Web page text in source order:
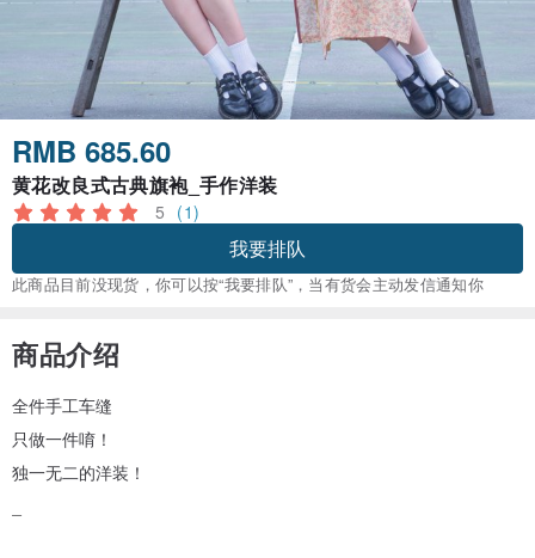
RMB 685.60
黄花改良式古典旗袍_手作洋装
5 (1)
我要排队
此商品目前没现货，你可以按“我要排队”，当有货会主动发信通知你
商品介绍
全件手工车缝
只做一件唷！
独一无二的洋装！